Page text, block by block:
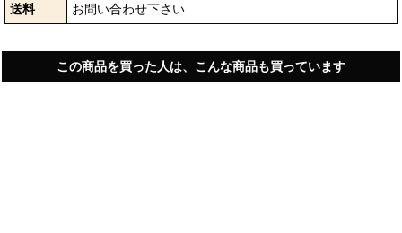
送料
お問い合わせ下さい
この商品を買った人は、こんな商品も買っています